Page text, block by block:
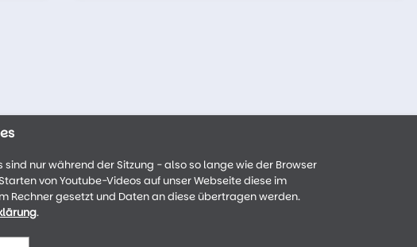
nur während der Sitzung - also so lange wie der Browser
von Youtube-Videos auf unser Webseite diese im
Rechner gesetzt und Daten an diese übertragen werden.
.